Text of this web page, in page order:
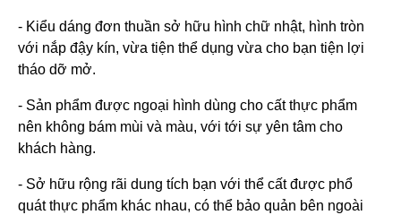
- Kiểu dáng đơn thuần sở hữu hình chữ nhật, hình tròn
với nắp đậy kín, vừa tiện thể dụng vừa cho bạn tiện lợi
tháo dỡ mở.
- Sản phẩm được ngoại hình dùng cho cất thực phẩm
nên không bám mùi và màu, với tới sự yên tâm cho
khách hàng.
- Sở hữu rộng rãi dung tích bạn với thể cất được phổ
quát thực phẩm khác nhau, có thể bảo quản bên ngoài